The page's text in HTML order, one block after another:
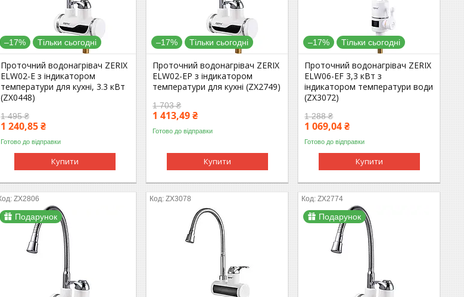
–17% Тільки сьогодні
Проточний водонагрівач ZERIX
ELW02-E з індикатором
температури для кухні, 3.3 кВт
(ZX0448)
1 495 ₴
1 240,85 ₴
Готово до відправки
Купити
–17% Тільки сьогодні
Проточний водонагрівач ZERIX
ELW02-EP з індикатором
температури для кухні (ZX2749)
1 703 ₴
1 413,49 ₴
Готово до відправки
Купити
–17% Тільки сьогодні
Проточний водонагрівач ZERIX
ELW06-EF 3,3 кВт з
індикатором температури води
(ZX3072)
1 288 ₴
1 069,04 ₴
Готово до відправки
Купити
ZX2806
Подарунок
ZX3078 ZX2774
Подарунок